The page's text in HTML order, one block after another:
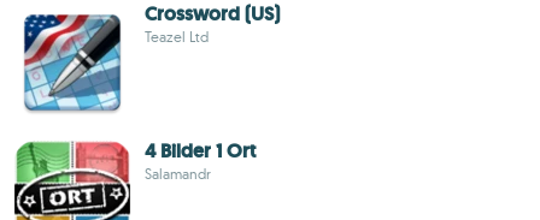
Crossword (US)
Teazel Ltd
4 Bilder 1 Ort
Salamandr